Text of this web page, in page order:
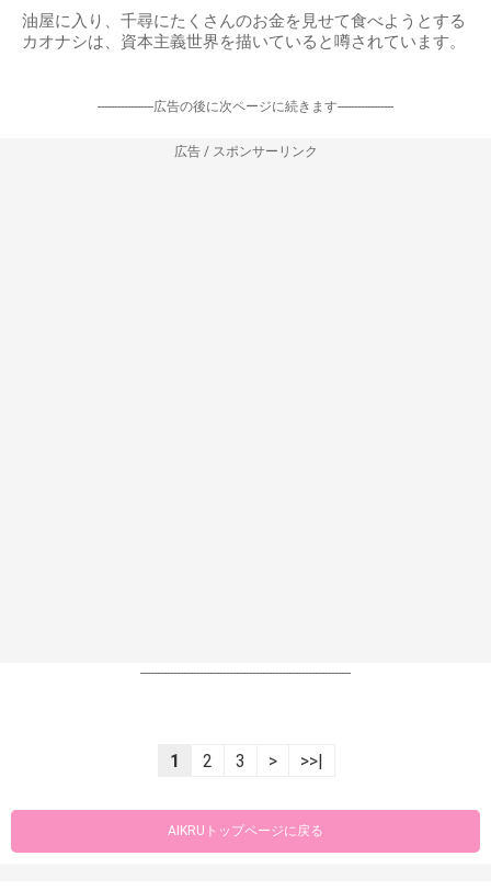
油屋に入り、千尋にたくさんのお金を見せて食べようとする
カオナシは、資本主義世界を描いていると噂されています。
-----------------広告の後に次ページに続きます-----------------
広告 / スポンサーリンク
----------------------------------------------------------------
1 2 3 > >>|
AIKRUトップページに戻る